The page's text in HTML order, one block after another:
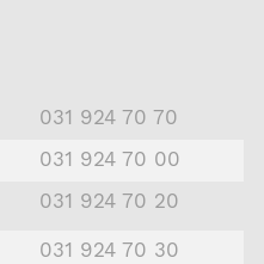
031 924 70 70
031 924 70 00
031 924 70 20
031 924 70 30